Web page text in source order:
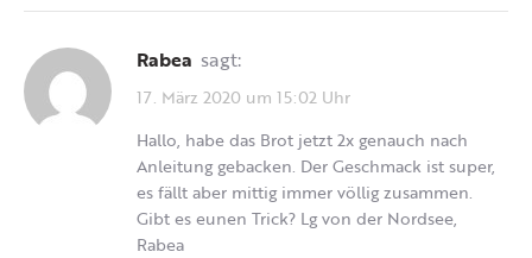
Rabea sagt:
17. März 2020 um 15:02 Uhr
Hallo, habe das Brot jetzt 2x genauch nach
Anleitung gebacken. Der Geschmack ist super,
es fällt aber mittig immer völlig zusammen.
Gibt es eunen Trick? Lg von der Nordsee,
Rabea